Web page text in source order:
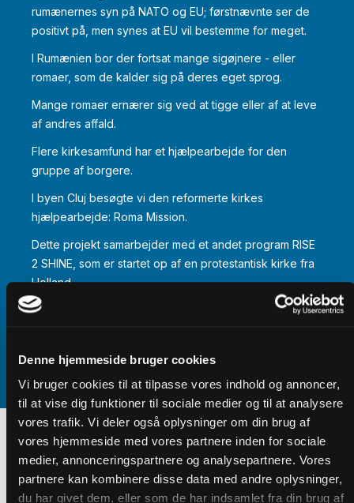
Denne hjemmeside bruger cookies
Vi bruger cookies til at tilpasse vores indhold og annoncer,
til at vise dig funktioner til sociale medier og til at analysere
vores trafik. Vi deler også oplysninger om din brug af
vores hjemmeside med vores partnere inden for sociale
medier, annonceringspartnere og analysepartnere. Vores
partnere kan kombinere disse data med andre oplysninger,
du har givet dem, eller som de har indsamlet fra din brug af
rumænernes syn på NATO og EU; førstnævnte ser de
positivt på, men synes at EU vil bestemme for meget.
I Rumænien bor der fortsat mange sigøjnere - eller
romaer, som de kalder sig på deres eget sprog.
Mange romaer ernærer sig ved at tigge eller af at leve
af andres affald.
Flere kirkesamfund har et hjælpearbejde for den
gruppe af borgere.
I byen Cluj besøgte vi den reformerte kirkes
hjælpearbejde: Roma Mission.
Dette projekt samarbejder med et andet program RISE
2 SHINE, som er startet op af en protestantisk kirke fra
Holland.
Det er en stadig udfordring for den rumænske
omverdenen at der er forskel på romaer og rumænere.
Rumæneres emigration til
Vesteuropa